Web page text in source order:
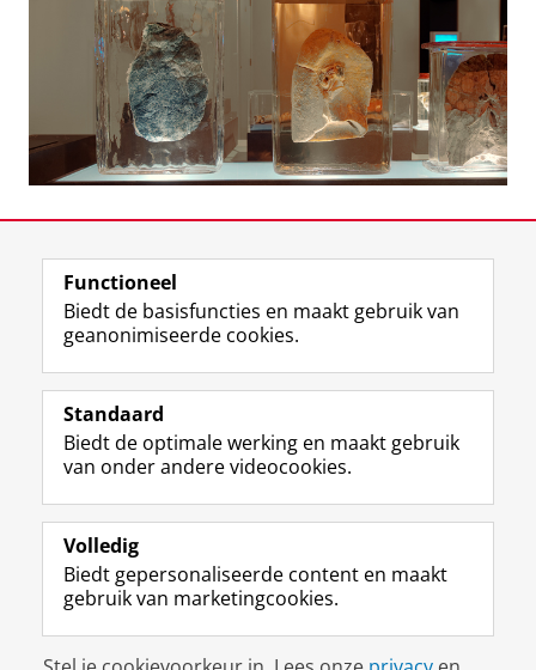
View this page in:English
Volg ons op
F
a
e
b
o
p
a
i
n
T
w
t
t
r
r
i
e
I
n
t
r
m
c
c
Over het museum
Praktisch
Volg ons op
Disclaimer & Copyright
Functioneel
Biedt de basisfuncties en maakt gebruik van
geanonimiseerde cookies.
Standaard
Biedt de optimale werking en maakt gebruik
van onder andere videocookies.
Volledig
Biedt gepersonaliseerde content en maakt
gebruik van marketingcookies.